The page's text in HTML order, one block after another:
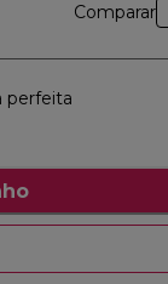
Comparar
perfeita